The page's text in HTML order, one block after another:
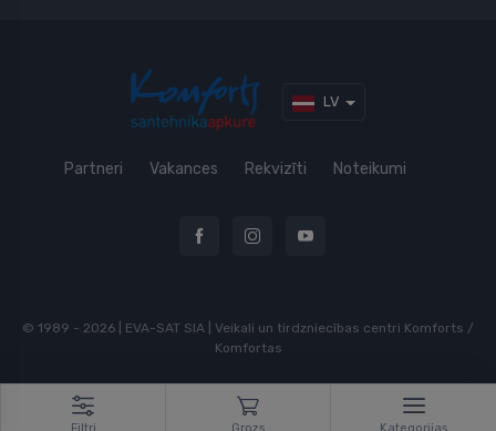
LV
Partneri Vakances Rekvizīti Noteikumi
© 1989 - 2026 | EVA-SAT SIA | Veikali un tirdzniecības centri Komforts /
Komfortas